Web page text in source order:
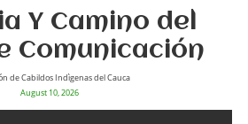
Y Camino del
Comunicación
de Cabildos Indìgenas del Cauca
August 10, 2026